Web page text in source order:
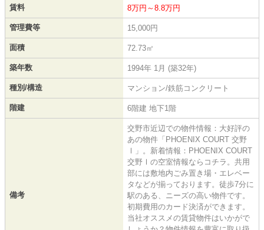
賃料 8万円～8.8万円
管理費等 15,000円
面積 72.73㎡
築年数 1994年 1月 (築32年)
種別/構造 マンション/鉄筋コンクリート
階建 6階建 地下1階
備考
交野市近辺での物件情報：大好評の
あの物件「PHOENIX COURT 交野
Ⅰ」。新着情報：PHOENIX COURT
交野Ⅰの空室情報ならコチラ。共用
部には敷地内ごみ置き場・エレベー
タなどが揃っております。徒歩7分に
駅のある、ニーズの高い物件です。
初期費用のカード決済ができます。
当社オススメの賃貸物件はいかがで